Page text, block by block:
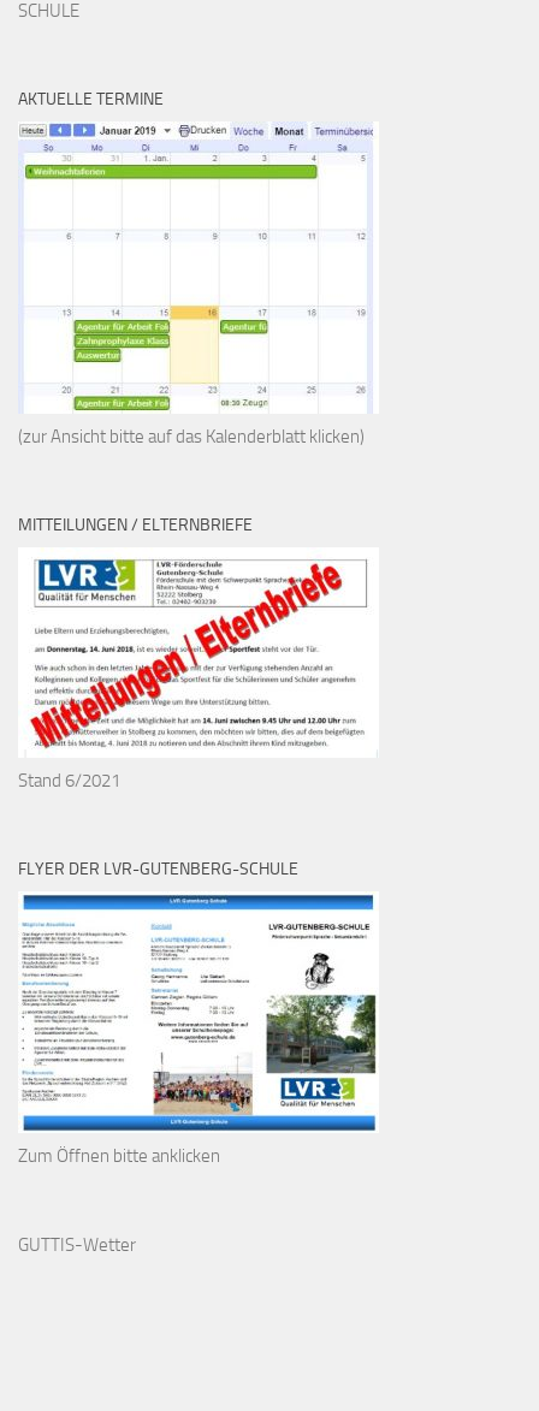
SCHULE
AKTUELLE TERMINE
(zur Ansicht bitte auf das Kalenderblatt klicken)
MITTEILUNGEN / ELTERNBRIEFE
Stand 6/2021
FLYER DER LVR-GUTENBERG-SCHULE
Zum Öffnen bitte anklicken
GUTTIS-Wetter